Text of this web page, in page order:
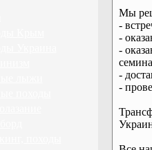
Мы
-
-
-
-
-